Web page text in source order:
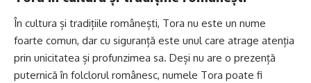
În cultura și tradițiile românești, Tora nu este un nume
foarte comun, dar cu siguranță este unul care atrage atenția
prin unicitatea și profunzimea sa. Deși nu are o prezență
puternică în folclorul românesc, numele Tora poate fi